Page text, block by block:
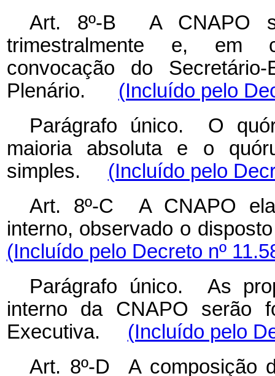
Art. 8º-B A CNAPO
trimestralmente e, em
convocação do
Plenário. (Incluído pelo
Parágrafo único. O
maioria absoluta e o
simples. (Incluído pelo
Art. 8º-C A CNAPO
interno, observado o
(Incluído pelo Decreto nº
Parágrafo único. As
interno da CNAPO serão
Executiva. (Incluído pelo
Art. 8º-D A composição